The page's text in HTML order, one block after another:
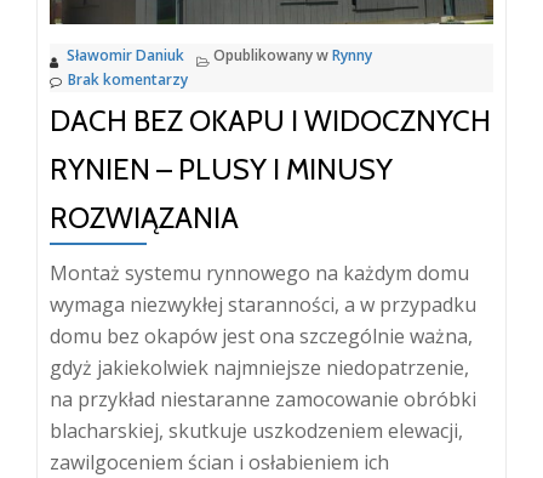
Sławomir Daniuk Opublikowany wRynny
Brak komentarzy
DACH BEZ OKAPU I WIDOCZNYCH
RYNIEN – PLUSY I MINUSY
ROZWIĄZANIA
Montaż systemu rynnowego na każdym domu
wymaga niezwykłej staranności, a w przypadku
domu bez okapów jest ona szczególnie ważna,
gdyż jakiekolwiek najmniejsze niedopatrzenie,
na przykład niestaranne zamocowanie obróbki
blacharskiej, skutkuje uszkodzeniem elewacji,
zawilgoceniem ścian i osłabieniem ich